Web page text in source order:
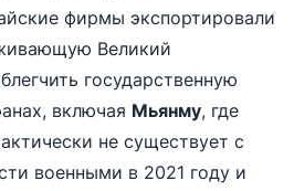
фирмы экспортировали
Великий
государственную
включая Мьянму, где
не существует с
военными в 2021 году и